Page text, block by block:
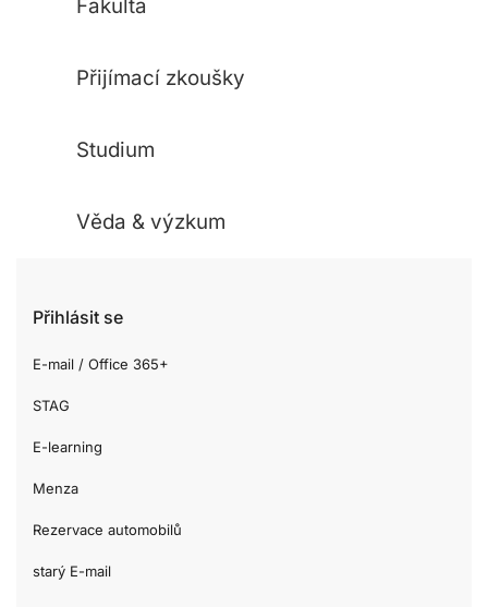
Fakulta
Přijímací zkoušky
Studium
Věda & výzkum
Přihlásit se
E-mail / Office 365+
STAG
E-learning
Menza
Rezervace automobilů
starý E-mail